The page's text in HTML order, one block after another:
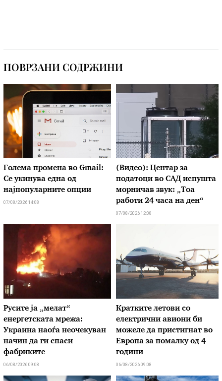
ПОВРЗАНИ СОДРЖИНИ
Голема промена во Gmail:
Се укинува една од
најпопуларните опции
07/08/2026 14:08
(Видео): Центар за
податоци во САД испушта
морничав звук: „Тоа
работи 24 часа на ден“
07/08/2026 12:08
Русите ја „мелат“
енергетската мрежа:
Украина наоѓа неочекуван
начин да ги спаси
фабриките
06/08/2026 09:08
Кратките летови со
електрични авиони би
можеле да пристигнат во
Европа за помалку од 4
години
06/08/2026 09:08